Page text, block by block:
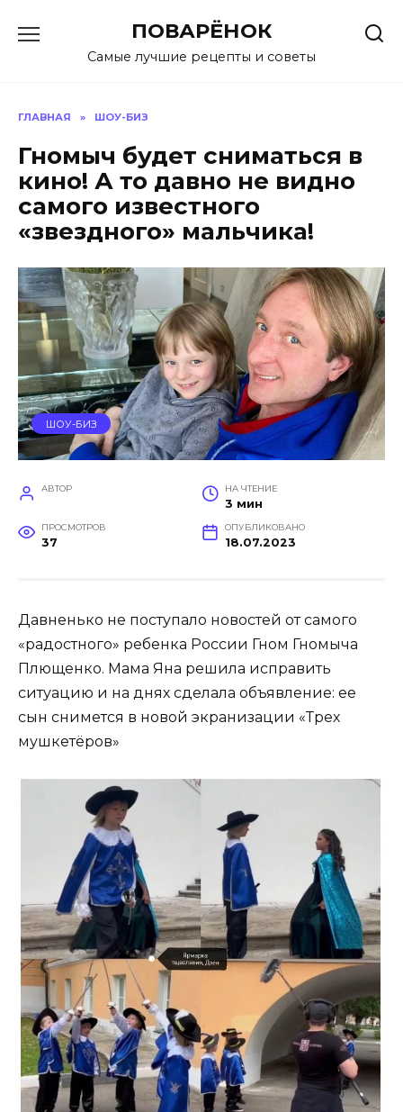
содержанию
ПОВАРЁНОК
Самые лучшие рецепты и советы
ГЛАВНАЯ » ШОУ-БИЗ
Гномыч будет сниматься в
кино! А то давно не видно
самого известного
«звездного» мальчика!
ШОУ-БИЗ
АВТОР НА ЧТЕНИЕ
3 мин
ПРОСМОТРОВ
37
ОПУБЛИКОВАНО
18.07.2023
Давненько не поступало новостей от самого
«радостного» ребенка России Гном Гномыча
Плющенко. Мама Яна решила исправить
ситуацию и на днях сделала объявление: ее
сын снимется в новой экранизации «Трех
мушкетёров»